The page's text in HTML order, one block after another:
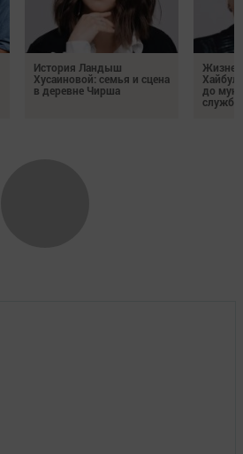
История Ландыш
Хусаиновой: семья и сцена
в деревне Чирша
до
службы